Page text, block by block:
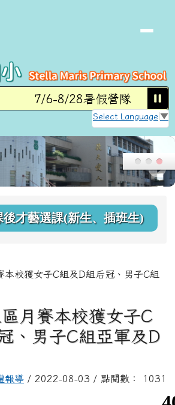
7/6-8/28暑假營隊 8/
Select Language ▼
後才藝選課(新生、插班生)
本校獲女子C組及D組后冠、男子C組
月賽本校獲女子C
、男子C組亞軍及D
報導 / 2022-08-03 / 點閱數： 1031